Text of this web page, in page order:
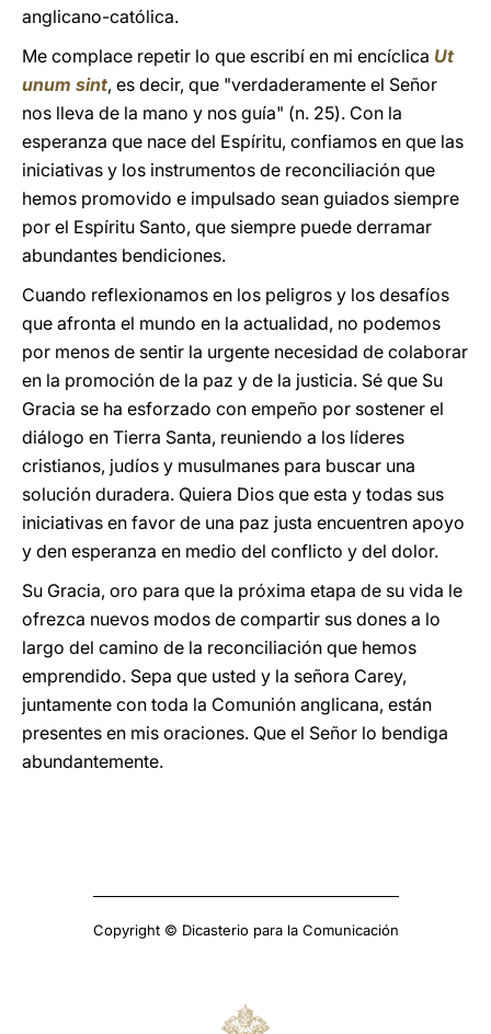
anglicano-católica.
Me complace repetir lo que escribí en mi encíclica Ut
unum sint, es decir, que "verdaderamente el Señor
nos lleva de la mano y nos guía" (n. 25). Con la
esperanza que nace del Espíritu, confiamos en que las
iniciativas y los instrumentos de reconciliación que
hemos promovido e impulsado sean guiados siempre
por el Espíritu Santo, que siempre puede derramar
abundantes bendiciones.
Cuando reflexionamos en los peligros y los desafíos
que afronta el mundo en la actualidad, no podemos
por menos de sentir la urgente necesidad de colaborar
en la promoción de la paz y de la justicia. Sé que Su
Gracia se ha esforzado con empeño por sostener el
diálogo en Tierra Santa, reuniendo a los líderes
cristianos, judíos y musulmanes para buscar una
solución duradera. Quiera Dios que esta y todas sus
iniciativas en favor de una paz justa encuentren apoyo
y den esperanza en medio del conflicto y del dolor.
Su Gracia, oro para que la próxima etapa de su vida le
ofrezca nuevos modos de compartir sus dones a lo
largo del camino de la reconciliación que hemos
emprendido. Sepa que usted y la señora Carey,
juntamente con toda la Comunión anglicana, están
presentes en mis oraciones. Que el Señor lo bendiga
abundantemente.
Copyright © Dicasterio para la Comunicación